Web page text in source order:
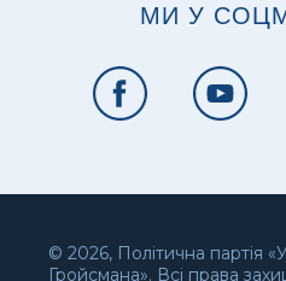
МИ У
© 2026, Політична партія
Гройсмана». Всі права